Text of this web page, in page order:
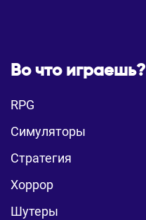
Во что играешь?
RPG
Симуляторы
Стратегия
Хоррор
Шутеры